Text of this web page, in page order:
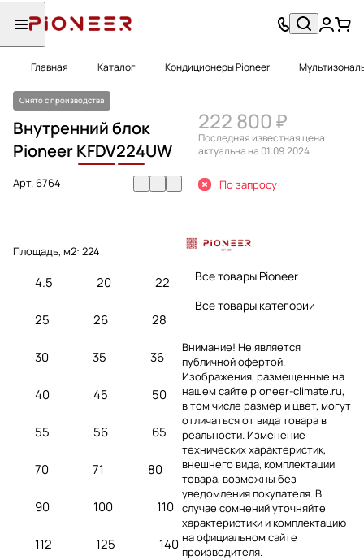
Главная Каталог Кондиционеры Pioneer
Снято с производства
Внутренний блок
PioneerKFDV224UW
Арт.6764
Площадь, м2: 224
4.5 20 22
25 26 28
30 35 36
40 45 50
55 56 65
70 71 80
90 100 110
112 125 140
222 800 ₽
Последняя известная цена
актуальна на 01.09.2024
По запросу
Все товары Pioneer
Все товары категории
Внимание! Не является
публичной офертой.
Изображения, размещенные на
нашем сайте pioneer-climate.ru,
в том числе размер и цвет, могут
отличаться от вида товара в
реальности. Изменение
технических характеристик,
внешнего вида, комплектации
товара, возможны без
уведомления покупателя. В
случае сомнений уточняйте
характеристики и комплектацию
на официальном сайте
производителя.